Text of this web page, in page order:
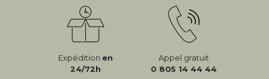
Expédition en
24/72h
Appel gratuit
0 805 14 44 44